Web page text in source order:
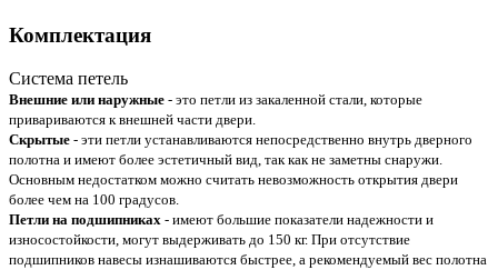
Комплектация
Система петель
Внешние или наружные - это петли из закаленной стали, которые
привариваются к внешней части двери.
Скрытые - эти петли устанавливаются непосредственно внутрь дверного
полотна и имеют более эстетичный вид, так как не заметны снаружи.
Основным недостатком можно считать невозможность открытия двери
более чем на 100 градусов.
Петли на подшипниках - имеют большие показатели надежности и
износостойкости, могут выдерживать до 150 кг. При отсутствие
подшипников навесы изнашиваются быстрее, а рекомендуемый вес полотна